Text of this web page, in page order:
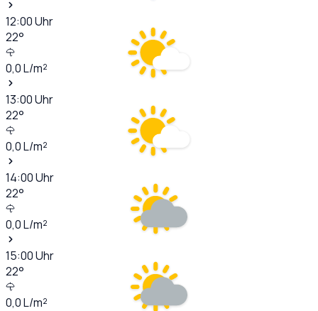
12:00Uhr
22°
0,0L/m²
13:00Uhr
22°
0,0L/m²
14:00Uhr
22°
0,0L/m²
15:00Uhr
22°
0,0L/m²